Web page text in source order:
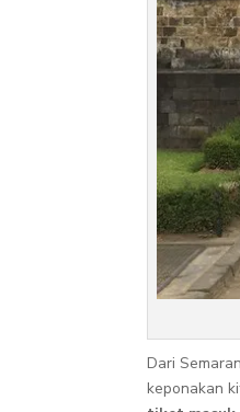
Dari
keponakan